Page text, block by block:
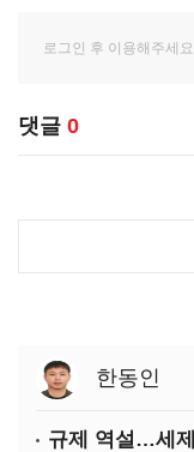
댓글 0
한동인
규제 역설…세